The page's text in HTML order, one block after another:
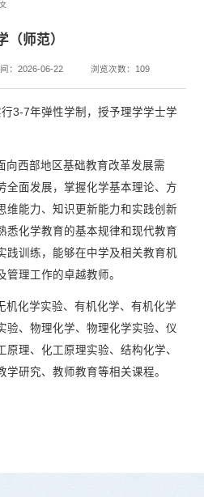
（师范）
：2026-06-22 浏览次数： 109
3-7年弹性学制，授予理学学士学
向西部地区基础教育改革发展需
全面发展，掌握化学基本理论、方
维能力、知识更新能力和实践创新
悉化学教育的基本规律和现代教育
践训练，能够在中学及相关教育机
理工作的卓越教师。
机化学实验、有机化学、有机化学
验、物理化学、物理化学实验、仪
理、化工原理实验、结构化学、
研究、教师教育等相关课程。